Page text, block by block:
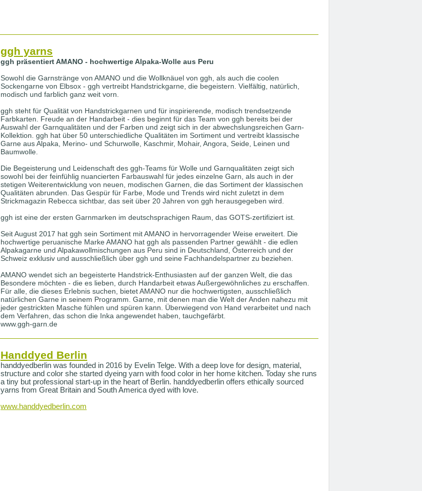
ggh yarns
ggh präsentiert AMANO - hochwertige Alpaka-Wolle aus Peru
Sowohl die Garnstränge von AMANO und die Wollknäuel von ggh, als auch die coolen
Sockengarne von Elbsox - ggh vertreibt Handstrickgarne, die begeistern. Vielfältig, natürlich,
modisch und farblich ganz weit vorn.
ggh steht für Qualität von Handstrickgarnen und für inspirierende, modisch trendsetzende
Farbkarten. Freude an der Handarbeit - dies beginnt für das Team von ggh bereits bei der
Auswahl der Garnqualitäten und der Farben und zeigt sich in der abwechslungsreichen Garn-
Kollektion. ggh hat über 50 unterschiedliche Qualitäten im Sortiment und vertreibt klassische
Garne aus Alpaka, Merino- und Schurwolle, Kaschmir, Mohair, Angora, Seide, Leinen und
Baumwolle.
Die Begeisterung und Leidenschaft des ggh-Teams für Wolle und Garnqualitäten zeigt sich
sowohl bei der feinfühlig nuancierten Farbauswahl für jedes einzelne Garn, als auch in der
stetigen Weiterentwicklung von neuen, modischen Garnen, die das Sortiment der klassischen
Qualitäten abrunden. Das Gespür für Farbe, Mode und Trends wird nicht zuletzt in dem
Strickmagazin Rebecca sichtbar, das seit über 20 Jahren von ggh herausgegeben wird.
ggh ist eine der ersten Garnmarken im deutschsprachigen Raum, das GOTS-zertifiziert ist.
Seit August 2017 hat ggh sein Sortiment mit AMANO in hervorragender Weise erweitert. Die
hochwertige peruanische Marke AMANO hat ggh als passenden Partner gewählt - die edlen
Alpakagarne und Alpakawollmischungen aus Peru sind in Deutschland, Österreich und der
Schweiz exklusiv und ausschließlich über ggh und seine Fachhandelspartner zu beziehen.
AMANO wendet sich an begeisterte Handstrick-Enthusiasten auf der ganzen Welt, die das
Besondere möchten - die es lieben, durch Handarbeit etwas Außergewöhnliches zu erschaffen.
Für alle, die dieses Erlebnis suchen, bietet AMANO nur die hochwertigsten, ausschließlich
natürlichen Garne in seinem Programm. Garne, mit denen man die Welt der Anden nahezu mit
jeder gestrickten Masche fühlen und spüren kann. Überwiegend von Hand verarbeitet und nach
dem Verfahren, das schon die Inka angewendet haben, tauchgefärbt.
www.ggh-garn.de
Handdyed Berlin
handdyedberlin was founded in 2016 by Evelin Telge. With a deep love for design, material,
structure and color she started dyeing yarn with food color in her home kitchen. Today she runs
a tiny but professional start-up in the heart of Berlin. handdyedberlin offers ethically sourced
yarns from Great Britain and South America dyed with love.
www.handdyedberlin.com